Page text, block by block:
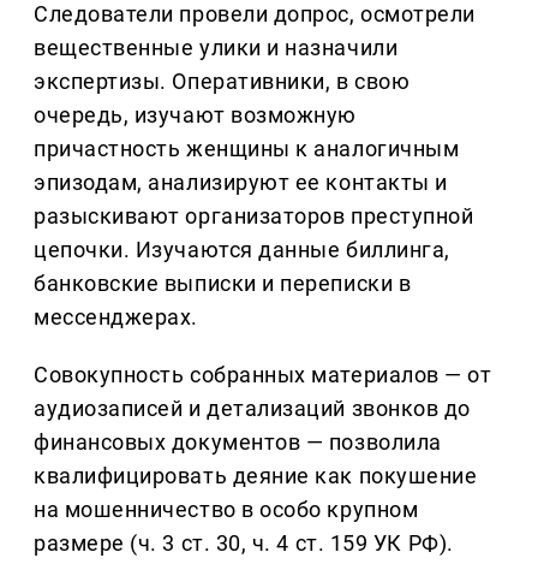
Следователи провели допрос, осмотрели
вещественные улики и назначили
экспертизы. Оперативники, в свою
очередь, изучают возможную
причастность женщины к аналогичным
эпизодам, анализируют ее контакты и
разыскивают организаторов преступной
цепочки. Изучаются данные биллинга,
банковские выписки и переписки в
мессенджерах.
Совокупность собранных материалов — от
аудиозаписей и детализаций звонков до
финансовых документов — позволила
квалифицировать деяние как покушение
на мошенничество в особо крупном
размере (ч. 3 ст. 30, ч. 4 ст. 159 УК РФ).